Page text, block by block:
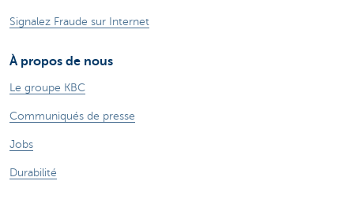
Signalez Fraude sur Internet
À propos de nous
Le groupe KBC
Communiqués de presse
Jobs
Durabilité